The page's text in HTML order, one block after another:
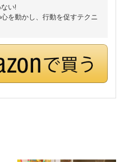
い!
を動かし、行動を促すテクニ